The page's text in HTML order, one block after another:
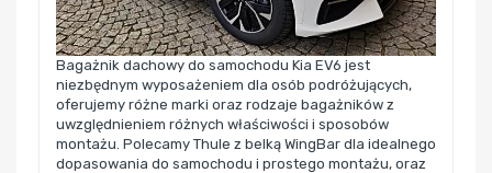
Bagażnik dachowy do samochodu Kia EV6 jest
niezbędnym wyposażeniem dla osób podróżujących,
oferujemy różne marki oraz rodzaje bagażników z
uwzględnieniem różnych właściwości i sposobów
montażu. Polecamy Thule z belką WingBar dla idealnego
dopasowania do samochodu i prostego montażu, oraz